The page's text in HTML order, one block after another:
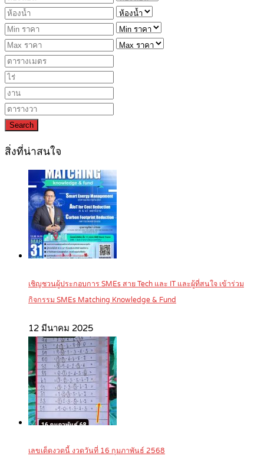
Search
สิ่งที่น่าสนใจ
เชิญชวนผู้ประกอบการ SMEs สาย Tech และ IT และผู้ที่สนใจ เข้าร่วม
กิจกรรม SMEs Matching Knowledge & Fund
12 มีนาคม 2025
เลขเด็ดงวดนี้ งวดวันที่ 16 กุมภาพันธ์ 2568